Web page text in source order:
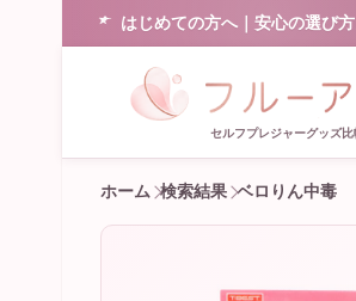
はじめての方へ｜安心の選び
セルフプレジャーグッズ比
ホーム 検索結果 ベロりん中毒